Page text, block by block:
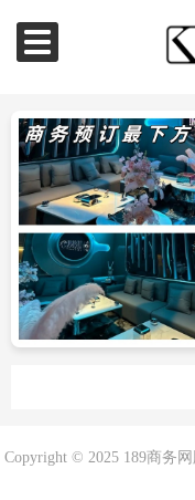
Copyright © 2025 189商务